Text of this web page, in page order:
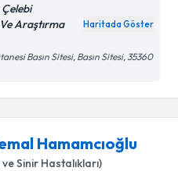
Çelebi
Araştırma
Haritada Göster
Basın Sitesi, Basın Sitesi, 35360
Hamamcıoğlu
Sinir Hastalıkları)